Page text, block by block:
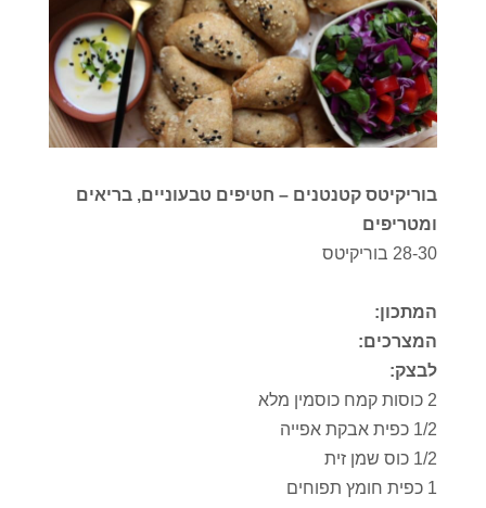
בוריקיטס קטנטנים – חטיפים טבעוניים, בריאים
ומטריפים
28-30 בוריקיטס
המתכון:
המצרכים:
לבצק:
2 כוסות קמח כוסמין מלא
1/2 כפית אבקת אפייה
1/2 כוס שמן זית
1 כפית חומץ תפוחים